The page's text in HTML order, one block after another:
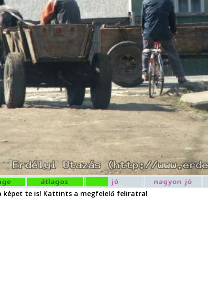
képet te is! Kattints a megfelelő feliratra!